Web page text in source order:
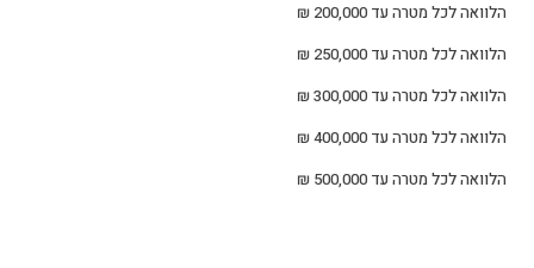
הלוואה לכל מטרה עד 200,000 ₪
הלוואה לכל מטרה עד 250,000 ₪
הלוואה לכל מטרה עד 300,000 ₪
הלוואה לכל מטרה עד 400,000 ₪
הלוואה לכל מטרה עד 500,000 ₪